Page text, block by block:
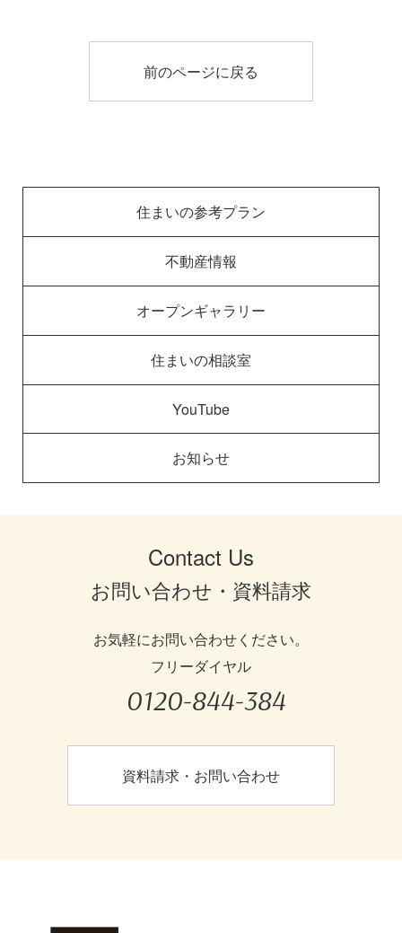
前のページに戻る
住まいの参考プラン
不動産情報
オープンギャラリー
住まいの相談室
YouTube
お知らせ
Contact Us
お問い合わせ・資料請求
お気軽にお問い合わせください。
フリーダイヤル
0120-844-384
資料請求・お問い合わせ